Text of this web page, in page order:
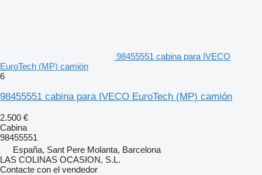
98455551 cabina para IVECO
EuroTech (MP) camión
6
98455551 cabina para IVECO EuroTech (MP) camión
2.500 €
Cabina
98455551
España, Sant Pere Molanta, Barcelona
LAS COLINAS OCASION, S.L.
Contacte con el vendedor